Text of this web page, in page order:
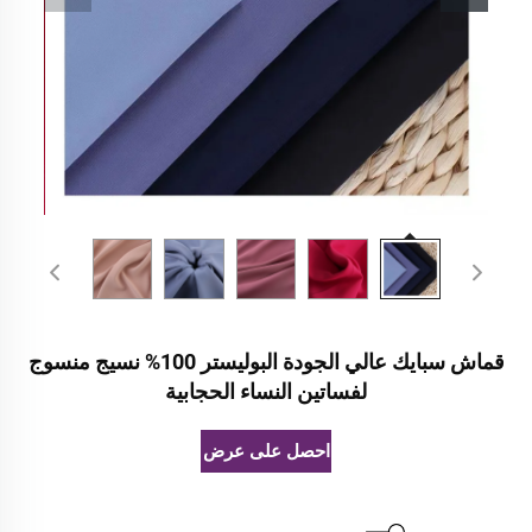
قماش سبايك عالي الجودة البوليستر 100% نسيج منسوج
لفساتين النساء الحجابية
احصل على عرض أسعار